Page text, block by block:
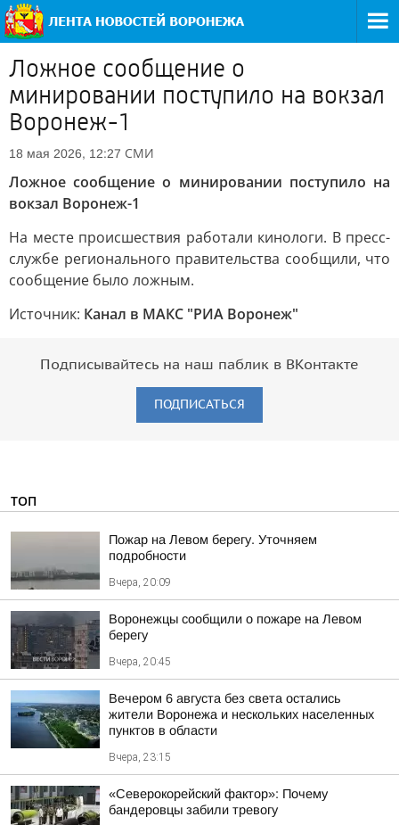
Ложное сообщение о
минировании поступило на вокзал
Воронеж-1
18 мая 2026, 12:27 СМИ
Ложное сообщение о минировании поступило на
вокзал Воронеж-1
На месте происшествия работали кинологи. В пресс-
службе регионального правительства сообщили, что
сообщение было ложным.
Источник: Канал в МАКС "РИА Воронеж"
Подписывайтесь на наш паблик в ВКонтакте
ПОДПИСАТЬСЯ
ТОП
Пожар на Левом берегу. Уточняем
подробности
Вчера, 20:09
Воронежцы сообщили о пожаре на Левом
берегу
Вчера, 20:45
Вечером 6 августа без света остались
жители Воронежа и нескольких населенных
пунктов в области
Вчера, 23:15
«Северокорейский фактор»: Почему
бандеровцы забили тревогу